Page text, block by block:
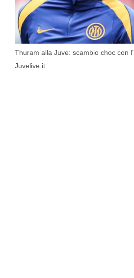
Thuram alla Juve: scambio choc con
Juvelive.it